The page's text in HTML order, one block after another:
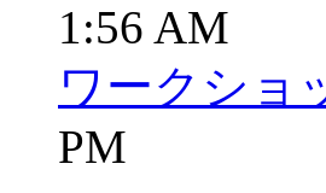
1:56 AM
ワークショ
PM